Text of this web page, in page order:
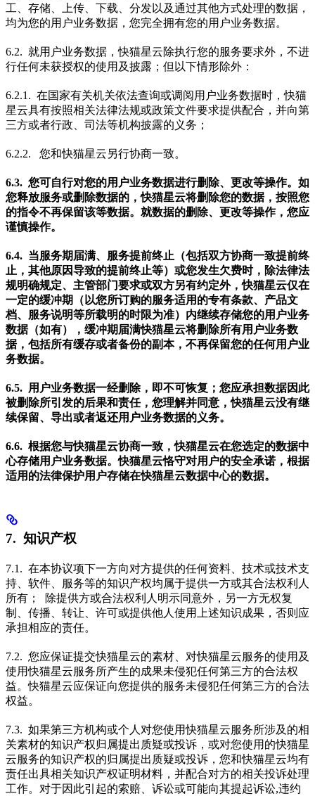
工、存储、上传、下载、分发以及通过其他方式处理的数据，
均为您的用户业务数据，您完全拥有您的用户业务数据。
6.2. 就用户业务数据，快猫星云除执行您的服务要求外，不进
行任何未获授权的使用及披露；但以下情形除外：
6.2.1. 在国家有关机关依法查询或调阅用户业务数据时，快猫
星云具有按照相关法律法规或政策文件要求提供配合，并向第
三方或者行政、司法等机构披露的义务；
6.2.2. 您和快猫星云另行协商一致。
6.3. 您可自行对您的用户业务数据进行删除、更改等操作。如
您释放服务或删除数据的，快猫星云将删除您的数据，按照您
的指令不再保留该等数据。就数据的删除、更改等操作，您应
谨慎操作。
6.4. 当服务期届满、服务提前终止（包括双方协商一致提前终
止，其他原因导致的提前终止等）或您发生欠费时，除法律法
规明确规定、主管部门要求或双方另有约定外，快猫星云仅在
一定的缓冲期（以您所订购的服务适用的专有条款、产品文
档、服务说明等所载明的时限为准）内继续存储您的用户业务
数据（如有），缓冲期届满快猫星云将删除所有用户业务数
据，包括所有缓存或者备份的副本，不再保留您的任何用户业
务数据。
6.5. 用户业务数据一经删除，即不可恢复；您应承担数据因此
被删除所引发的后果和责任，您理解并同意，快猫星云没有继
续保留、导出或者返还用户业务数据的义务。
6.6. 根据您与快猫星云协商一致，快猫星云在您选定的数据中
心存储用户业务数据。快猫星云恪守对用户的安全承诺，根据
适用的法律保护用户存储在快猫星云数据中心的数据。
7. 知识产权
7.1. 在本协议项下一方向对方提供的任何资料、技术或技术支
持、软件、服务等的知识产权均属于提供一方或其合法权利人
所有； 除提供方或合法权利人明示同意外，另一方无权复
制、传播、转让、许可或提供他人使用上述知识成果，否则应
承担相应的责任。
7.2. 您应保证提交快猫星云的素材、对快猫星云服务的使用及
使用快猫星云服务所产生的成果未侵犯任何第三方的合法权
益。快猫星云应保证向您提供的服务未侵犯任何第三方的合法
权益。
7.3. 如果第三方机构或个人对您使用快猫星云服务所涉及的相
关素材的知识产权归属提出质疑或投诉，或对您使用的快猫星
云服务的知识产权的归属提出质疑或投诉，您和快猫星云均有
责任出具相关知识产权证明材料，并配合对方的相关投诉处理
工作。对于因此引起的索赔、诉讼或可能向其提起诉讼,违约